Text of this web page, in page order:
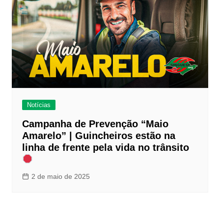
Notícias
Campanha de Prevenção “Maio
Amarelo” | Guincheiros estão na
linha de frente pela vida no trânsito
2 de maio de 2025